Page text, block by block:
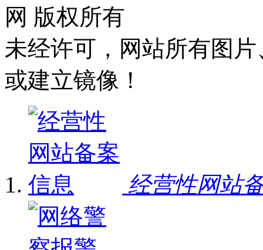
网 版权所有
未经许可，网站所有图
或建立镜像！
经营性网站